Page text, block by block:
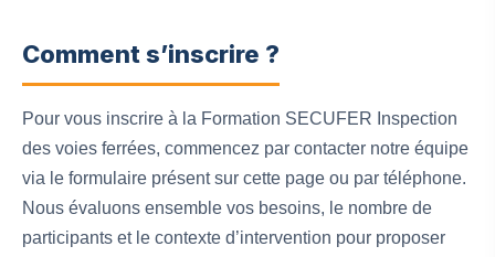
Comment s’inscrire ?
Pour vous inscrire à la Formation SECUFER Inspection
des voies ferrées, commencez par contacter notre équipe
via le formulaire présent sur cette page ou par téléphone.
Nous évaluons ensemble vos besoins, le nombre de
participants et le contexte d’intervention pour proposer